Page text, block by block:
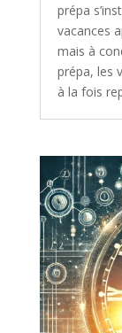
prépa
vacances
mais à
prépa, les
à la fois